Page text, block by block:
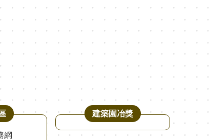
網
建築園冶獎